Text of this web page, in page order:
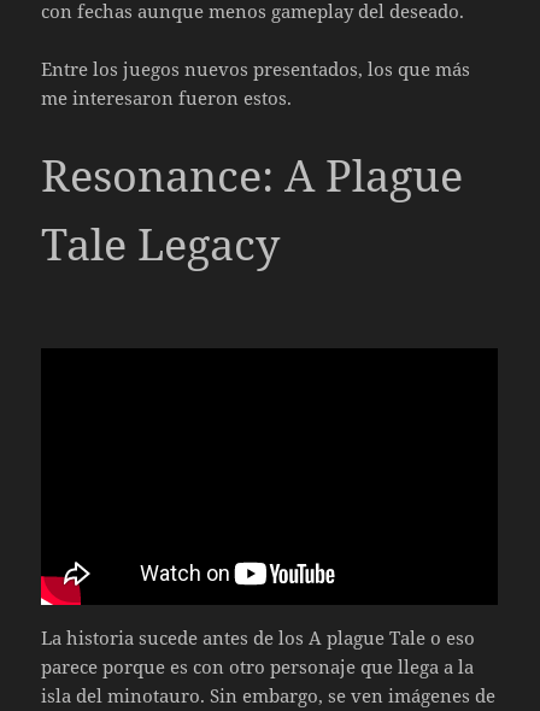
con fechas aunque menos gameplay del deseado.
Entre los juegos nuevos presentados, los que más
me interesaron fueron estos.
Resonance: A Plague
Tale Legacy
La historia sucede antes de los A plague Tale o eso
parece porque es con otro personaje que llega a la
isla del minotauro. Sin embargo, se ven imágenes de